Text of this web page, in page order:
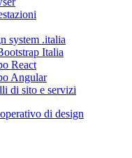
system .italia
Italia
React
Angular
di sito e servizi
di design